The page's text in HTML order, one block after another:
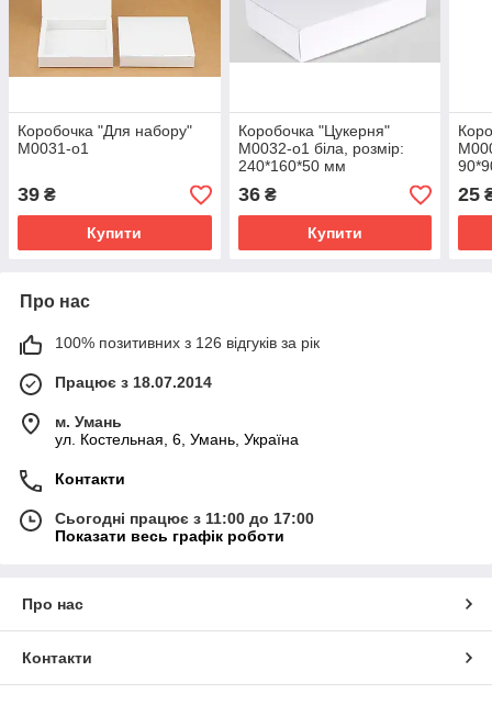
Коробочка "Для набору"
М0031-о1
39 ₴
Купити
Коробочка "Цукерня"
М0032-о1 біла, розмір:
240*160*50 мм
36₴
Купити
25
Про нас
100% позитивних з 126 відгуків за рік
Працює з 18.07.2014
м. Умань
ул. Костельная, 6, Умань, Україна
Контакти
Сьогодні працює з 11:00 до 17:00
Показати весь графік роботи
Про нас
Контакти